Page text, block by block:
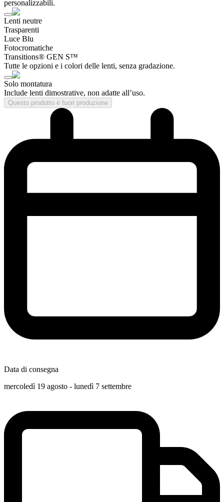
personalizzabili.
Lenti neutre
Trasparenti
Luce Blu
Fotocromatiche
Transitions® GEN S™
Tutte le opzioni e i colori delle lenti, senza gradazione.
Solo montatura
Include lenti dimostrative, non adatte all’uso.
Questo prodotto è fuori produzione
Data di consegna
mercoledì 19 agosto - lunedì 7 settembre